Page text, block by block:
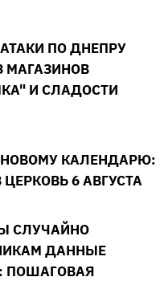
ПО ДНЕПРУ
МАГАЗИНОВ
И СЛАДОСТИ
КАЛЕНДАРЮ:
6 АВГУСТА
СЛУЧАЙНО
ДАННЫЕ
ПОШАГОВАЯ